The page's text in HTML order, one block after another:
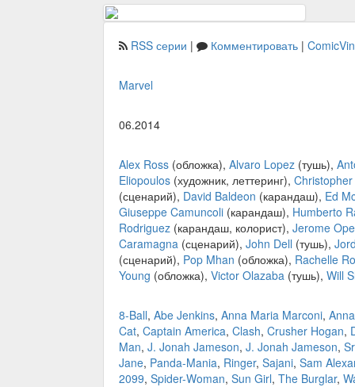
RSS серии | Комментировать |
Marvel
06.2014
Alex Ross (обложка), Alvaro Lopez (тушь),
Eliopoulos (художник, леттеринг), Christopher
(сценарий), David Baldeon (карандаш), Ed
Giuseppe Camuncoli (карандаш), Humberto
Rodriguez (карандаш, колорист), Jerome
Caramagna (сценарий), John Dell (тушь),
(сценарий), Pop Mhan (обложка), Rachelle
Young (обложка), Victor Olazaba (тушь), Will
8-Ball, Abe Jenkins, Anna Maria Marconi,
Cat, Captain America, Clash, Crusher Hogan,
Man, J. Jonah Jameson, J. Jonah Jameson,
Jane, Panda-Mania, Ringer, Sajani, Sam
2099, Spider-Woman, Sun Girl, The Burglar,